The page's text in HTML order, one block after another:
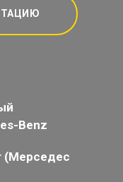
Benz
(Мерседес